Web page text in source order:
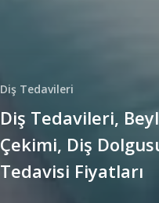
Diş Tedavileri
Diş Tedavileri,
Çekimi, Diş
Tedavisi Fiyatları